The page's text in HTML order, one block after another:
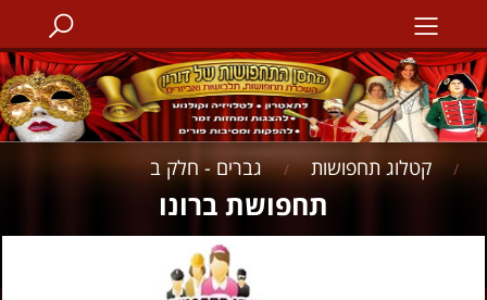
/ קטלוג תחפושות / גברים - חלק ב
תחפושת ברונו